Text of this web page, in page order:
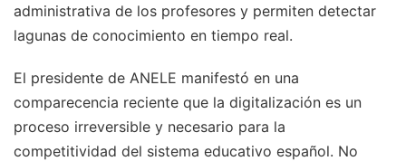
administrativa de los profesores y permiten detectar
lagunas de conocimiento en tiempo real.
El presidente de ANELE manifestó en una
comparecencia reciente que la digitalización es un
proceso irreversible y necesario para la
competitividad del sistema educativo español. No